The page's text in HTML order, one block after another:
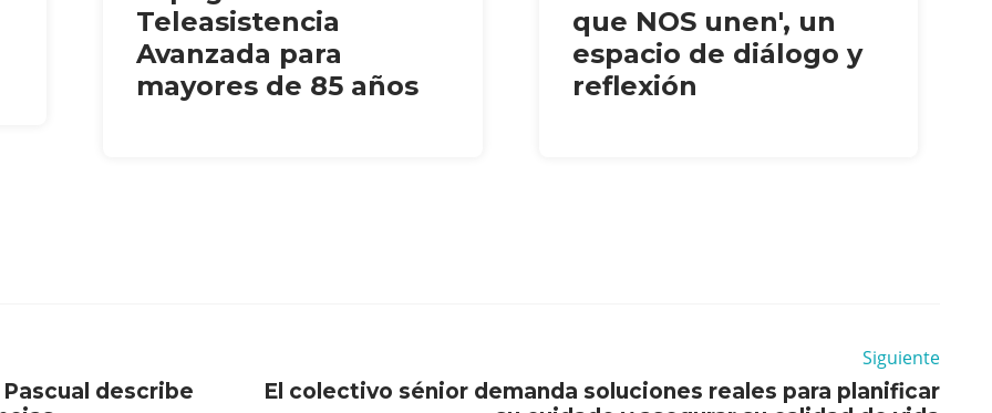
Teleasistencia
Avanzada para
mayores de 85 años
que NOS unen', un
espacio de diálogo y
reflexión
describe
Siguiente
El colectivo sénior demanda soluciones reales para planificar